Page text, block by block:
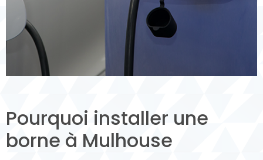
Pourquoi installer une
borne à Mulhouse